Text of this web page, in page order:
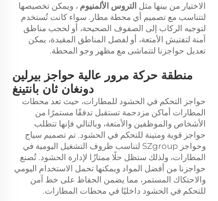
الاختيار من بينها مثل التروس الألمنيوم ، ويمكن تخصيصها
لتتناسب مع تصميم أي محطة مطار. سواء كانت تُستخدم
لتوجيه الركاب إلى الصفوف الصحيحة، أو لحجب مناطق
آمنة لتفتيش الأمتعة، أو لفصل المناطق المقيدة، يمكن
تعديل حواجزنا لتتماشى مع مظهر وجو المحطة.
منطقة حركة مرور عالية حواجز بيرلين
دونغان ثان بانتينغ
حواجز التحكم في الحشود للمطارات، حيث تعد محطات
المطارات أماكن مزدحمة تستقبل تدفقًا مستمرًا من
الأشخاص والموظفين والأمتعة، وبالتالي فإنها تتطلب
حواجز قوية ومتينة للتحكم في الحشود. تم تصميم سياج
وحواجز SZgroup لتناسب ظروف التشغيل اليومية في
المطارات، ولذلك ستظل حلًا ممتازًا لإدارة الحشود. تُصنع
حواجزنا من أفضل المواد ويمكنها تحمل الاستخدام اليومي
والاحتكاك المستمر، مما يضمن الحفاظ على خط آمن
للتحكم في الحشود داخليًا في محطات المطارات.